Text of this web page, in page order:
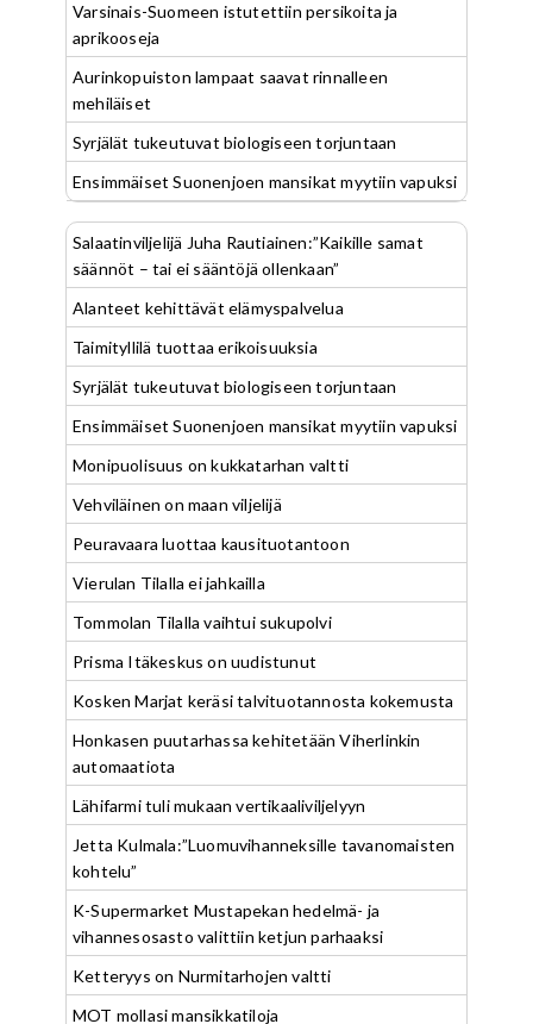
Varsinais-Suomeen istutettiin persikoita ja
aprikooseja
Aurinkopuiston lampaat saavat rinnalleen
mehiläiset
Syrjälät tukeutuvat biologiseen torjuntaan
Ensimmäiset Suonenjoen mansikat myytiin vapuksi
Salaatinviljelijä Juha Rautiainen:”Kaikille samat
säännöt – tai ei sääntöjä ollenkaan”
Alanteet kehittävät elämyspalvelua
Taimityllilä tuottaa erikoisuuksia
Syrjälät tukeutuvat biologiseen torjuntaan
Ensimmäiset Suonenjoen mansikat myytiin vapuksi
Monipuolisuus on kukkatarhan valtti
Vehviläinen on maan viljelijä
Peuravaara luottaa kausituotantoon
Vierulan Tilalla ei jahkailla
Tommolan Tilalla vaihtui sukupolvi
Prisma Itäkeskus on uudistunut
Kosken Marjat keräsi talvituotannosta kokemusta
Honkasen puutarhassa kehitetään Viherlinkin
automaatiota
Lähifarmi tuli mukaan vertikaaliviljelyyn
Jetta Kulmala:”Luomuvihanneksille tavanomaisten
kohtelu”
K-Supermarket Mustapekan hedelmä- ja
vihannesosasto valittiin ketjun parhaaksi
Ketteryys on Nurmitarhojen valtti
MOT mollasi mansikkatiloja